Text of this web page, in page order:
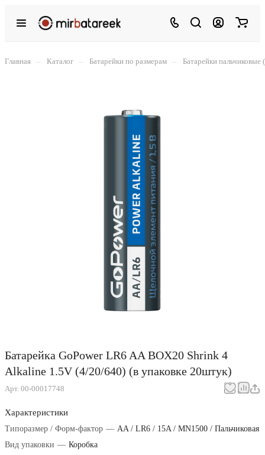
Главная – Каталог – Батарейки по размерам – Батарейки
Батарейка GoPower LR6 AA BOX20 Shrink 4
Alkaline 1.5V (4/20/640) (в упаковке 20штук)
Арт. 00-00017748
Характеристики
Типоразмер / Форм-фактор — AA / LR6 / 15A / MN1500 / Пальчиковая
Вид упаковки — Коробка